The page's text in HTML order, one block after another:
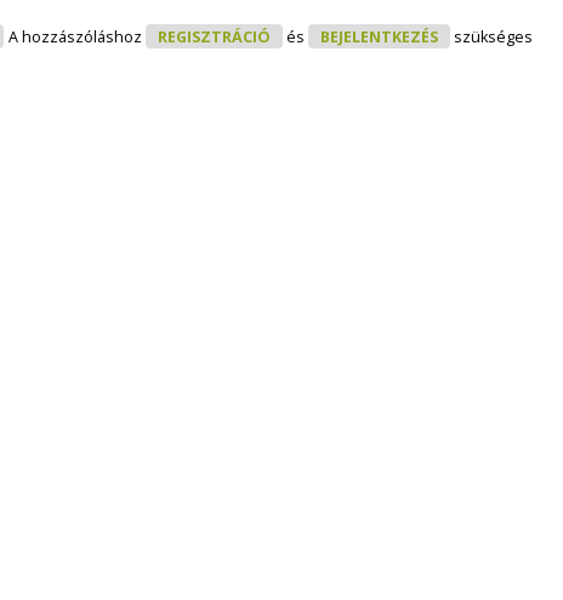
Megfelelő Technológia És Low Tech - Képzés Tartalommal Kapcsolatosan
A hozzászóláshoz REGISZTRÁCIÓ és BEJELENTKEZÉS szükséges